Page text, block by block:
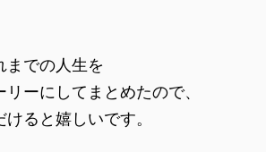
までの人生を
ーにしてまとめたので、
ると嬉しいです。